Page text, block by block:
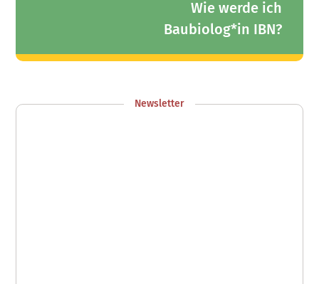
Wie werde ich
Baubiolog*in IBN?
Newsletter